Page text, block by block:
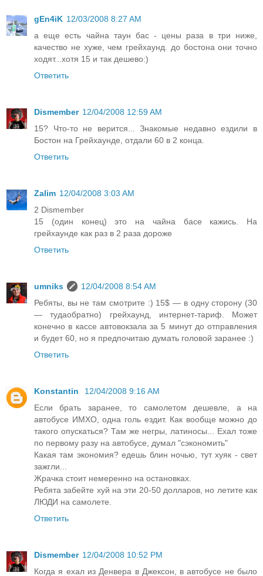
gEn4iK 12/03/2008 8:27 AM
а еще есть чайна таун бас - цены раза в три ниже,
качество не хуже, чем грейхаунд. до бостона они точно
ходят...хотя 15 и так дешево:)
Ответить
Dismember 12/04/2008 12:59 AM
15? Что-то не верится... Знакомые недавно ездили в
Бостон на Грейхаунде, отдали 60 в 2 конца.
Ответить
Zalim 12/04/2008 3:03 AM
2 Dismember
15 (один конец) это на чайна басе кажись. На
грейхаунде как раз в 2 раза дороже
Ответить
umniks
12/04/2008 8:54 AM
Ребяты, вы не там смотрите :) 15$ — в одну сторону (30
— тудаобратно) грейхаунд, интернет-тариф. Может
конечно в кассе автовокзала за 5 минут до отправления
и будет 60, но я предпочитаю думать головой заранее :)
Ответить
Konstantin
12/04/2008 9:16 AM
Если брать заранее, то самолетом дешевле, а на
автобусе ИМХО, одна голь ездит. Как вообще можно до
такого опускаться? Там же негры, латиносы... Ехал тоже
по первому разу на автобусе, думал "сэкономить"
Какая там экономия? едешь блин ночью, тут хуяк - свет
зажгли...
Жрачка стоит немеренно на остановках.
Ребята забейте хуй на эти 20-50 долларов, но летите как
ЛЮДИ на самолете.
Ответить
Dismember 12/04/2008 10:52 PM
Когда я ехал из Денвера в Джексон, в автобусе не было